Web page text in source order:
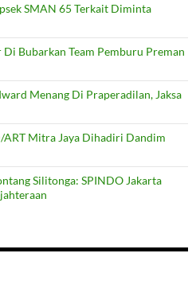
SMAN 65 Terkait Diminta
Di Bubarkan Team Pemburu Preman
Menang Di Praperadilan, Jaksa
ART Mitra Jaya Dihadiri Dandim
Silitonga: SPINDO Jakarta